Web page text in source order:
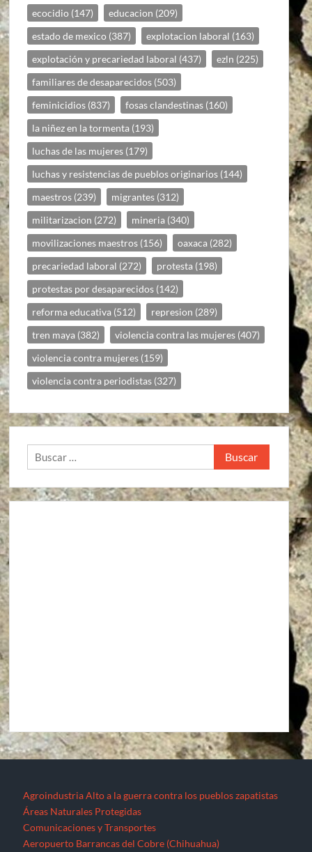
ecocidio (147) educacion (209)
estado de mexico (387) explotacion laboral (163)
explotación y precariedad laboral (437) ezln (225)
familiares de desaparecidos (503)
feminicidios (837) fosas clandestinas (160)
la niñez en la tormenta (193)
luchas de las mujeres (179)
luchas y resistencias de pueblos originarios (144)
maestros (239) migrantes (312)
militarizacion (272) mineria (340)
movilizaciones maestros (156) oaxaca (282)
precariedad laboral (272) protesta (198)
protestas por desaparecidos (142)
reforma educativa (512) represion (289)
tren maya (382) violencia contra las mujeres (407)
violencia contra mujeres (159)
violencia contra periodistas (327)
Buscar:
Agroindustria Alto a la guerra contra los pueblos zapatistas
Áreas Naturales Protegidas
Comunicaciones y Transportes
Aeropuerto Barrancas del Cobre (Chihuahua)